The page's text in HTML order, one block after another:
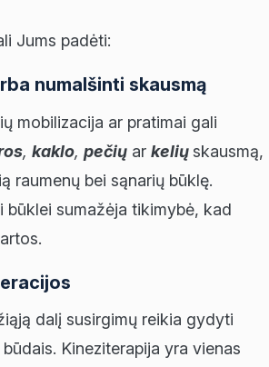
Jums padėti:
numalšinti skausmą
mobilizacija ar pratimai gali
,kaklo,pečių arkeliųskausmą,
raumenų bei sąnarių būklę.
būklei sumažėja tikimybė, kad
dalį susirgimų reikia gydyti
Kineziterapija yra vienas